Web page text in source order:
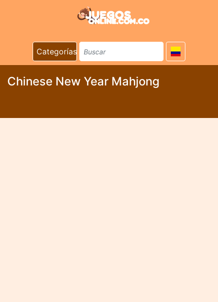
Categorías
Chinese New Year Mahjong